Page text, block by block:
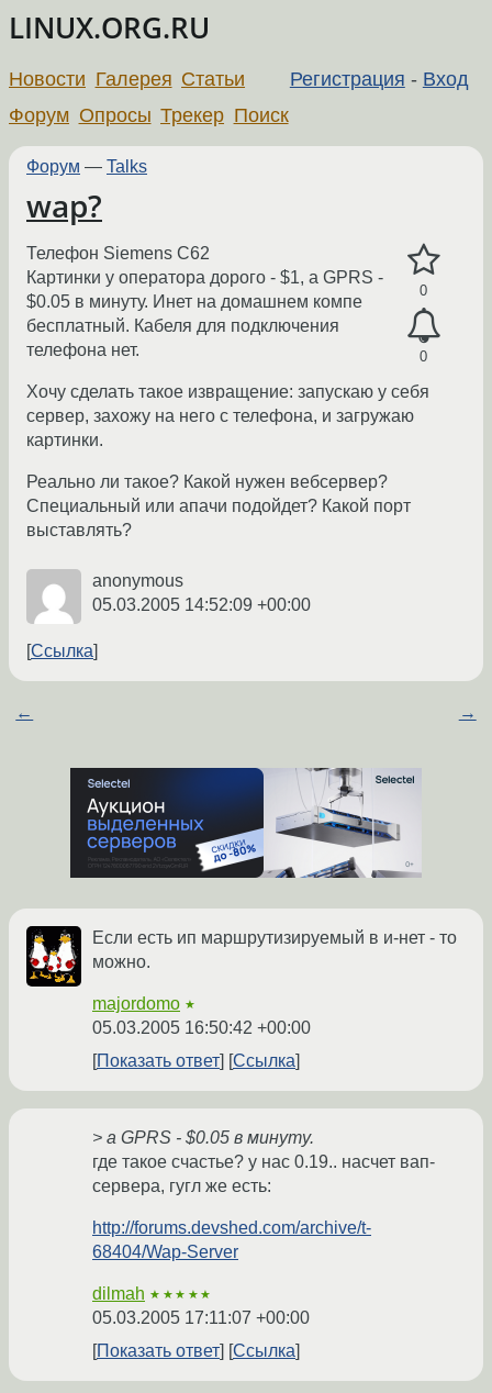
LINUX.ORG.RU
Регистрация - Вход
Новости Галерея Статьи
Форум Опросы Трекер Поиск
Форум — Talks
wap?
0
0
Телефон Siemens C62
Картинки у оператора дорого - $1, а GPRS -
$0.05 в минуту. Инет на домашнем компе
бесплатный. Кабеля для подключения
телефона нет.
Хочу сделать такое извращение: запускаю у себя
сервер, захожу на него с телефона, и загружаю
картинки.
Реально ли такое? Какой нужен вебсервер?
Специальный или апачи подойдет? Какой порт
выставлять?
anonymous
05.03.2005 14:52:09 +00:00
Ссылка
← →
Если есть ип маршрутизируемый в и-нет - то
можно.
majordomo ★
05.03.2005 16:50:42 +00:00
Показать ответ
Ссылка
> а GPRS - $0.05 в минуту.
где такое счастье? у нас 0.19.. насчет вап-
сервера, гугл же есть:
http://forums.devshed.com/archive/t-
68404/Wap-Server
dilmah ★★★★★
05.03.2005 17:11:07 +00:00
Показать ответ
Ссылка